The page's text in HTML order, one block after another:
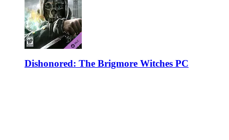
Dishonored: The Brigmore Witches PC